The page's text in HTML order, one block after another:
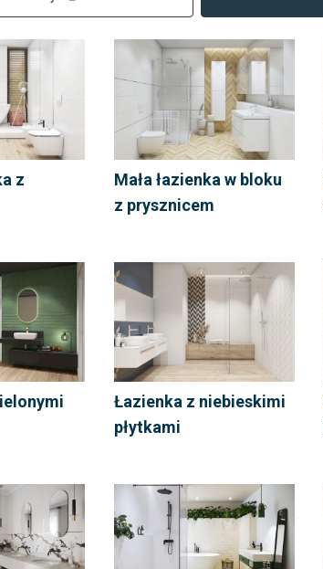
z
Mała łazienka w bloku
z prysznicem
Łazienka z niebieskimi
płytkami